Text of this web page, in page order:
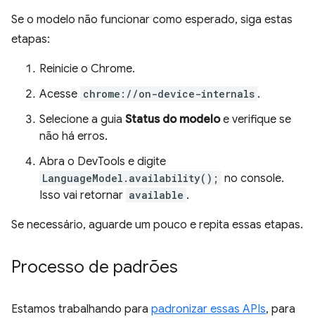
Se o modelo não funcionar como esperado, siga estas
etapas:
Reinicie o Chrome.
Acesse chrome://on-device-internals .
Selecione a guia Status do modeloe verifique se
não há erros.
Abra o DevTools e digite
LanguageModel.availability(); no console.
Isso vai retornar available .
Se necessário, aguarde um pouco e repita essas etapas.
Processo de padrões
Estamos trabalhando para padronizar essas APIs, para